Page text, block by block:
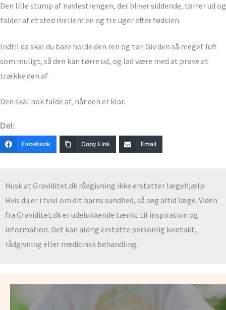
Den lille stump af navlestrengen, der bliver siddende, tørrer ud og
falder af et sted mellem en og tre uger efter fødslen.
Indtil da skal du bare holde den ren og tør. Giv den så meget luft
som muligt, så den kan tørre ud, og lad være med at prøve at
trække den af.
Den skal nok falde af, når den er klar.
Del:
Facebook Copy Link Email
Husk at Graviditet.dk rådgivning ikke erstatter lægehjælp.
Hvis du er i tvivl om dit barns sundhed, så søg altid læge. Viden
fra Graviditet.dk er udelukkende tænkt til inspiration og
information. Det kan aldrig erstatte personlig kontakt,
rådgivning eller medicinsk behandling.